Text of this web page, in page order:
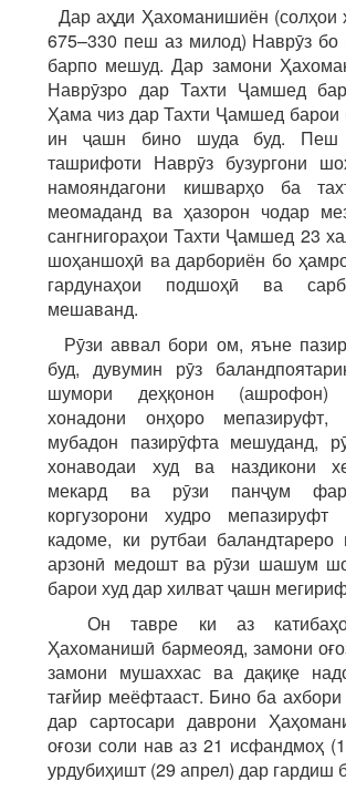
Дар аҳди Ҳахоманишиён (солҳои
675–330 пеш аз милод) Наврӯз бо
барпо мешуд. Дар замони
Наврӯзро дар Тахти Ҷамшед
Ҳама чиз дар Тахти Ҷамшед барои
ин ҷашн бино шуда буд. Пеш
ташрифоти Наврӯз бузургони
намояндагони кишварҳо ба
меомаданд ва ҳазорон чодар
сангнигораҳои Тахти Ҷамшед 23
шоҳаншоҳӣ ва дарбориён бо
гардунаҳои подшоҳӣ ва
мешаванд.
Рӯзи аввал бори ом, яъне
буд, дувумин рӯз
шумори деҳқонон
хонадони онҳоро
мубадон пазирӯфта мешуданд,
хонаводаи худ ва наздикони
мекард ва рӯзи панҷум
коргузорони худро
кадоме, ки рутбаи баландтареро
арзонӣ медошт ва рӯзи шашум
барои худ дар хилват ҷашн
Он тавре ки аз
Ҳахоманишӣ бармеояд, замони
замони мушаххас ва дақиқе
тағйир меёфтааст. Бино ба ахбори
дар сартосари даврони
оғози соли нав аз 21 исфандмоҳ
урдубиҳишт (29 апрел) дар гардиш